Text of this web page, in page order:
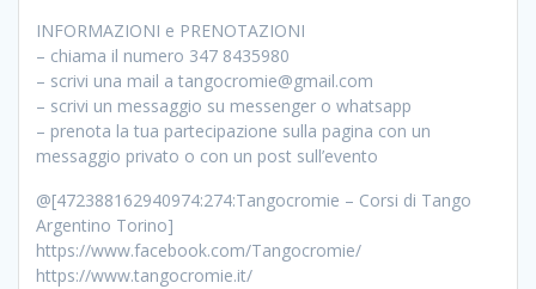
INFORMAZIONI e PRENOTAZIONI
– chiama il numero 347 8435980
– scrivi una mail a tangocromie@gmail.com
– scrivi un messaggio su messenger o whatsapp
– prenota la tua partecipazione sulla pagina con un
messaggio privato o con un post sull’evento
@[472388162940974:274:Tangocromie – Corsi di Tango
Argentino Torino]
https://www.facebook.com/Tangocromie/
https://www.tangocromie.it/